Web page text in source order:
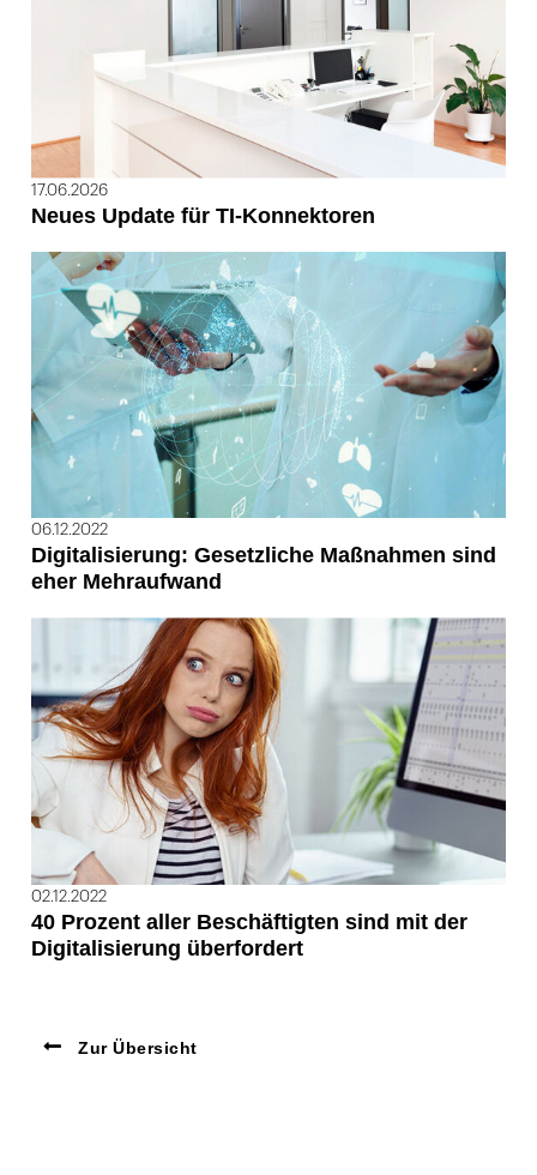
17.06.2026
Neues Update für TI-Konnektoren
06.12.2022
Digitalisierung: Gesetzliche Maßnahmen sind
eher Mehraufwand
02.12.2022
40 Prozent aller Beschäftigten sind mit der
Digitalisierung überfordert
Zur Übersicht